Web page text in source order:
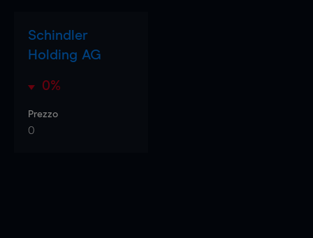
Schindler
Holding AG
0%
Prezzo
0